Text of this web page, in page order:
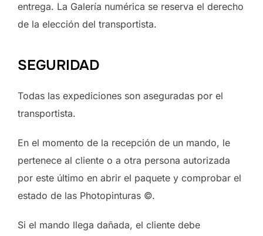
entrega. La Galería numérica se reserva el derecho
de la elección del transportista.
SEGURIDAD
Todas las expediciones son aseguradas por el
transportista.
En el momento de la recepción de un mando, le
pertenece al cliente o a otra persona autorizada
por este último en abrir el paquete y comprobar el
estado de las Photopinturas ©.
Si el mando llega dañada, el cliente debe